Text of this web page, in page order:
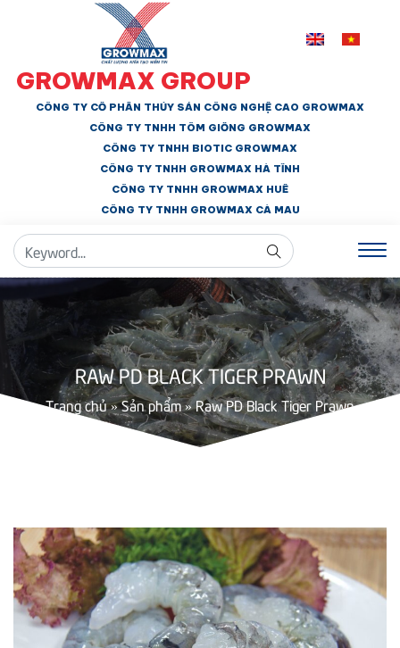
GROWMAX GROUP
CÔNG TY CỔ PHẦN THỦY SẢN CÔNG NGHỆ CAO GROWMAX
CÔNG TY TNHH TÔM GIỐNG GROWMAX
CÔNG TY TNHH BIOTIC GROWMAX
CÔNG TY TNHH GROWMAX HÀ TĨNH
CÔNG TY TNHH GROWMAX HUẾ
CÔNG TY TNHH GROWMAX CÀ MAU
RAW PD BLACK TIGER PRAWN
Trang chủ»Sản phẩm»Raw PD Black Tiger Prawn